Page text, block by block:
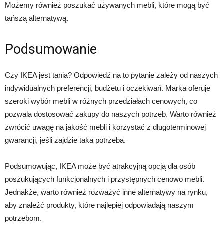
Możemy również poszukać używanych mebli, które mogą być
tańszą alternatywą.
Podsumowanie
Czy IKEA jest tania? Odpowiedź na to pytanie zależy od naszych
indywidualnych preferencji, budżetu i oczekiwań. Marka oferuje
szeroki wybór mebli w różnych przedziałach cenowych, co
pozwala dostosować zakupy do naszych potrzeb. Warto również
zwrócić uwagę na jakość mebli i korzystać z długoterminowej
gwarancji, jeśli zajdzie taka potrzeba.
Podsumowując, IKEA może być atrakcyjną opcją dla osób
poszukujących funkcjonalnych i przystępnych cenowo mebli.
Jednakże, warto również rozważyć inne alternatywy na rynku,
aby znaleźć produkty, które najlepiej odpowiadają naszym
potrzebom.